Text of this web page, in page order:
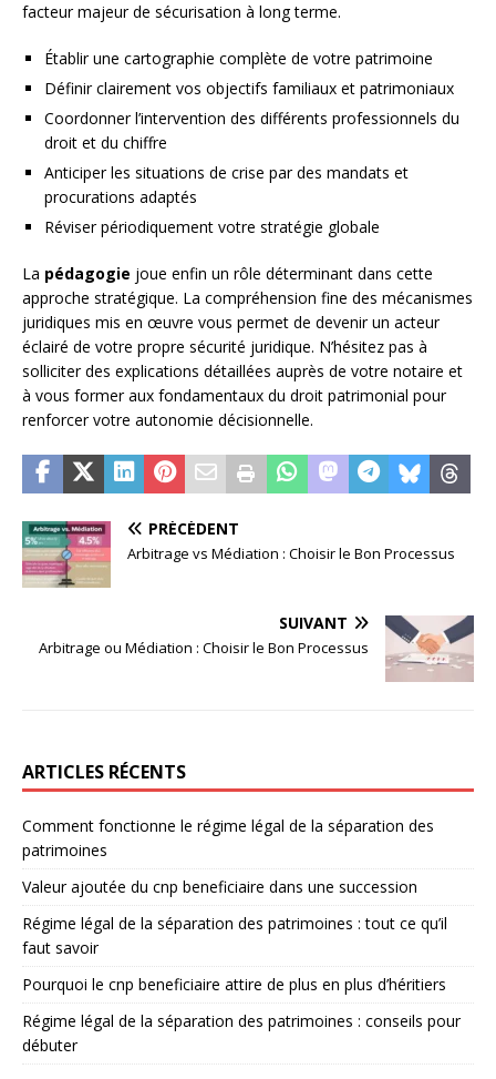
facteur majeur de sécurisation à long terme.
Établir une cartographie complète de votre patrimoine
Définir clairement vos objectifs familiaux et patrimoniaux
Coordonner l’intervention des différents professionnels du
droit et du chiffre
Anticiper les situations de crise par des mandats et
procurations adaptés
Réviser périodiquement votre stratégie globale
La pédagogie joue enfin un rôle déterminant dans cette
approche stratégique. La compréhension fine des mécanismes
juridiques mis en œuvre vous permet de devenir un acteur
éclairé de votre propre sécurité juridique. N’hésitez pas à
solliciter des explications détaillées auprès de votre notaire et
à vous former aux fondamentaux du droit patrimonial pour
renforcer votre autonomie décisionnelle.
PRÉCÉDENT
Arbitrage vs Médiation : Choisir le Bon Processus
SUIVANT
Arbitrage ou Médiation : Choisir le Bon Processus
ARTICLES RÉCENTS
Comment fonctionne le régime légal de la séparation des
patrimoines
Valeur ajoutée du cnp beneficiaire dans une succession
Régime légal de la séparation des patrimoines : tout ce qu’il
faut savoir
Pourquoi le cnp beneficiaire attire de plus en plus d’héritiers
Régime légal de la séparation des patrimoines : conseils pour
débuter